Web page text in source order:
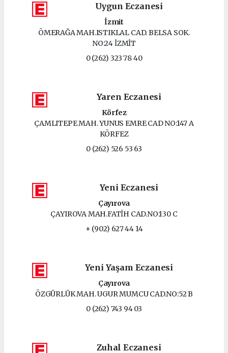
Uygun Eczanesi
İzmit
ÖMERAĞA MAH.ISTIKLAL CAD. BELSA SOK.
NO:24 İZMİT
0 (262) 323 78 40
Yaren Eczanesi
Körfez
ÇAMLITEPE MAH. YUNUS EMRE CAD NO:147 A
KÖRFEZ
0 (262) 526 53 63
Yeni Eczanesi
Çayırova
ÇAYIROVA MAH.FATİH CAD.NO:130 C
+ (902) 627 44 14
Yeni Yaşam Eczanesi
Çayırova
ÖZGÜRLÜK MAH. UGUR MUMCU CAD.NO:52 B
0 (262) 743 94 03
Zuhal Eczanesi